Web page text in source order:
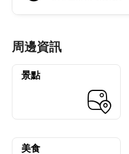
周邊資訊
景點
美食